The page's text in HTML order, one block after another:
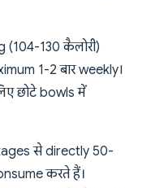
(104-130 कैलोरी)
1-2 बार weekly।
छोटे bowls में
से directly 50-
करते हैं।